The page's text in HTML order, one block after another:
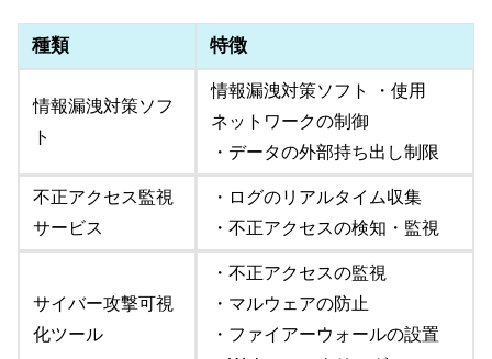
種類 特徴
情報漏洩対策ソフ
ト
情報漏洩対策ソフト ・使用
ネットワークの制御
・データの外部持ち出し制限
不正アクセス監視
サービス
・ログのリアルタイム収集
・不正アクセスの検知・監視
サイバー攻撃可視
化ツール
・不正アクセスの監視
・マルウェアの防止
・ファイアーウォールの設置